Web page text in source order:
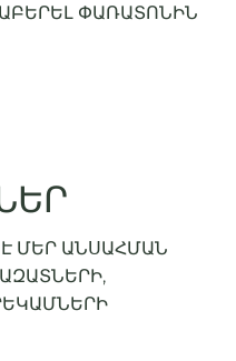
ՓԱՌԱՏՈՆԻՆ
ՄԵՐ ԱՆՍԱՀՄԱՆ